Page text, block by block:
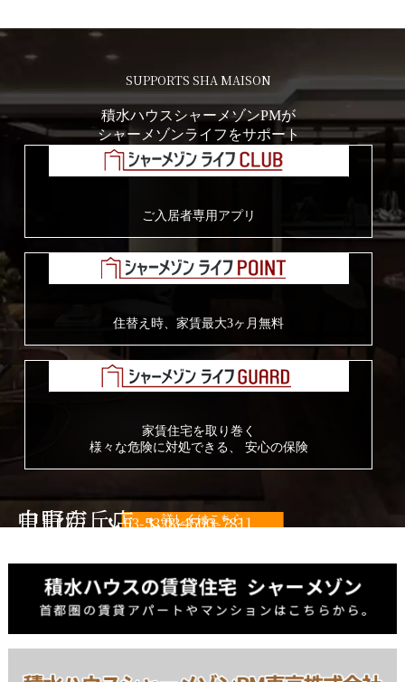
SUPPORTS SHA MAISON
積水ハウスシャーメゾンPMが
シャーメゾンライフをサポート
ご入居者専用アプリ
住替え時、 家賃最大3ヶ月無料
家賃住宅を取り巻く
様々な危険に対処できる、
安心の保険
詳しくはこちら
中野店 03-5328-4500
自由が丘店 03-3723-7811